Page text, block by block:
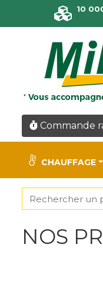
10
Commande
CHAUFFAGE
NOS
Panneau de gestion